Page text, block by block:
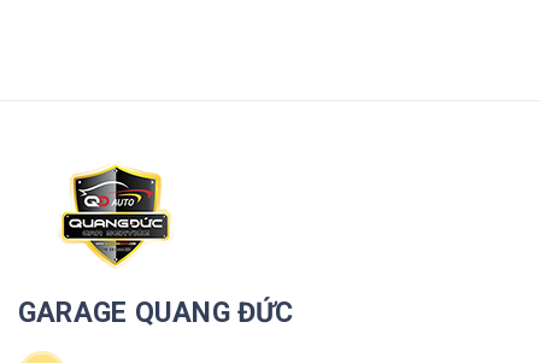
GARAGE QUANG ĐỨC